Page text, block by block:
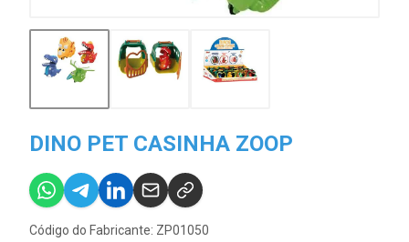
DINO PET CASINHA ZOOP
Código do Fabricante: ZP01050